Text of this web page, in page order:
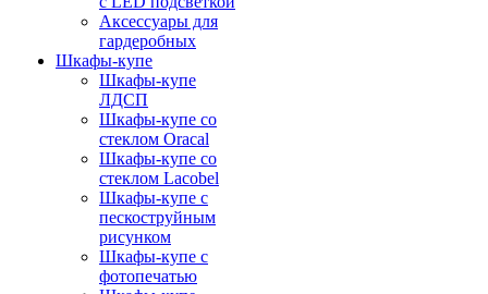
Аксессуары для
гардеробных
Шкафы-купе
Шкафы-купе
ЛДСП
Шкафы-купе со
стеклом Oracal
Шкафы-купе со
стеклом Lacobel
Шкафы-купе с
пескоструйным
рисунком
Шкафы-купе с
фотопечатью